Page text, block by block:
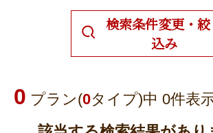
検索条件変更・絞
込み
0 プラン(0タイプ)中 0件表